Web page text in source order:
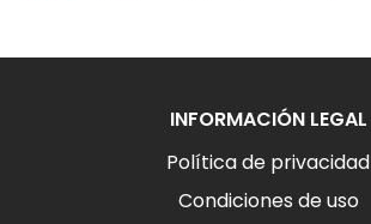
INFORMACIÓN LEGAL
Política de privacidad
Condiciones de uso